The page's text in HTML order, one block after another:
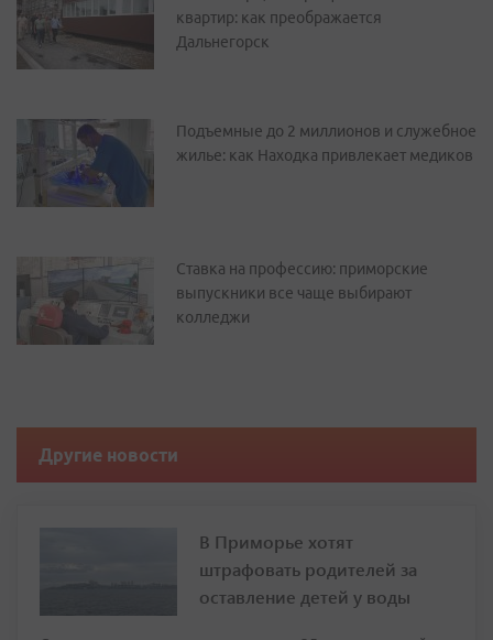
квартир: как преображается
Дальнегорск
Подъемные до 2 миллионов и служебное
жилье: как Находка привлекает медиков
Ставка на профессию: приморские
выпускники все чаще выбирают
колледжи
Другие новости
В Приморье хотят
штрафовать родителей за
оставление детей у воды